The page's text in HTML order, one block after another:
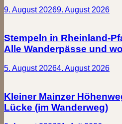
9. August 20269. August 2026
Stempeln in Rheinland-
Alle Wanderpässe und
5. August 20264. August 2026
Kleiner Mainzer
Lücke (im Wanderweg)